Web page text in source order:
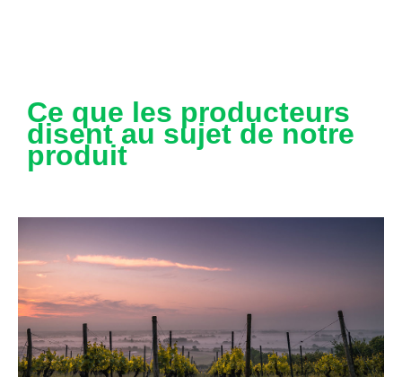
Ce que les producteurs
disent au sujet de notre
produit